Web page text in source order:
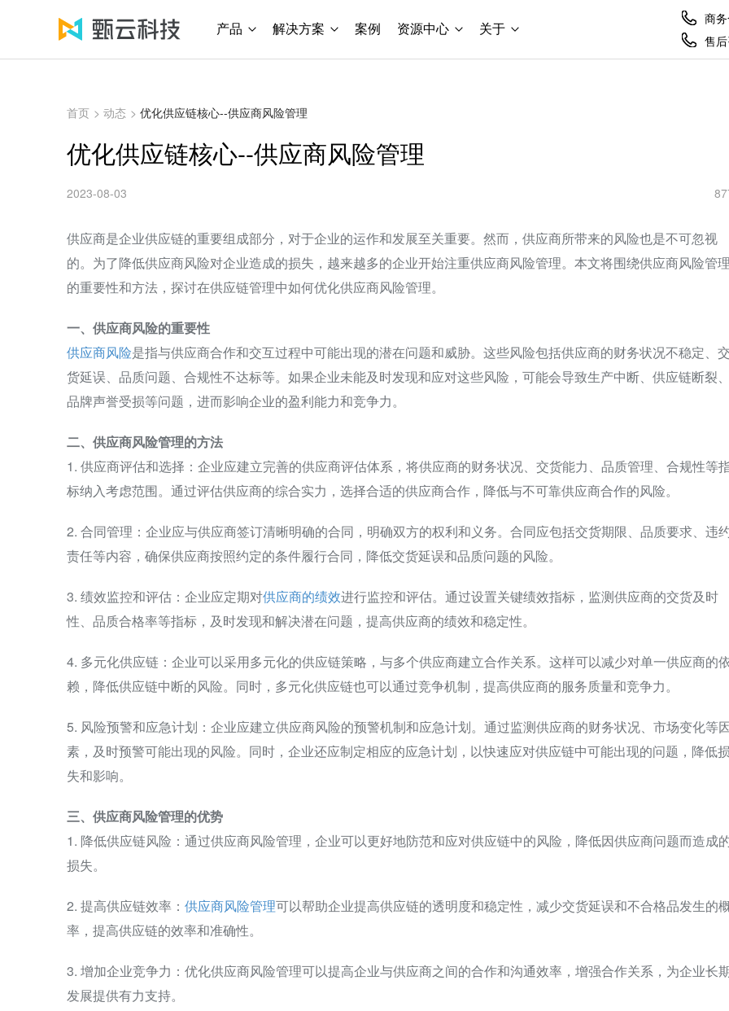
产品 解决方案 案例 资源中心 关于
商
售
首页 > 动态 > 优化供应链核心--供应商风险管理
优化供应链核心--供应商风险管理
2023-08-03
供应商是企业供应链的重要组成部分，对于企业的运作和发展至关重要。然而，供应商所带来的风险也是不可忽视
的。为了降低供应商风险对企业造成的损失，越来越多的企业开始注重供应商风险管理。本文将围绕供应商风险管
的重要性和方法，探讨在供应链管理中如何优化供应商风险管理。
一、供应商风险的重要性
供应商风险是指与供应商合作和交互过程中可能出现的潜在问题和威胁。这些风险包括供应商的财务状况不稳定、
货延误、品质问题、合规性不达标等。如果企业未能及时发现和应对这些风险，可能会导致生产中断、供应链断裂
品牌声誉受损等问题，进而影响企业的盈利能力和竞争力。
二、供应商风险管理的方法
1. 供应商评估和选择：企业应建立完善的供应商评估体系，将供应商的财务状况、交货能力、品质管理、合规性等
标纳入考虑范围。通过评估供应商的综合实力，选择合适的供应商合作，降低与不可靠供应商合作的风险。
2. 合同管理：企业应与供应商签订清晰明确的合同，明确双方的权利和义务。合同应包括交货期限、品质要求、违
责任等内容，确保供应商按照约定的条件履行合同，降低交货延误和品质问题的风险。
3. 绩效监控和评估：企业应定期对供应商的绩效进行监控和评估。通过设置关键绩效指标，监测供应商的交货及时
性、品质合格率等指标，及时发现和解决潜在问题，提高供应商的绩效和稳定性。
4. 多元化供应链：企业可以采用多元化的供应链策略，与多个供应商建立合作关系。这样可以减少对单一供应商的
赖，降低供应链中断的风险。同时，多元化供应链也可以通过竞争机制，提高供应商的服务质量和竞争力。
5. 风险预警和应急计划：企业应建立供应商风险的预警机制和应急计划。通过监测供应商的财务状况、市场变化等
素，及时预警可能出现的风险。同时，企业还应制定相应的应急计划，以快速应对供应链中可能出现的问题，降低
失和影响。
三、供应商风险管理的优势
1. 降低供应链风险：通过供应商风险管理，企业可以更好地防范和应对供应链中的风险，降低因供应商问题而造成
损失。
2. 提高供应链效率： 供应商风险管理可以帮助企业提高供应链的透明度和稳定性，减少交货延误和不合格品发生的
率，提高供应链的效率和准确性。
3. 增加企业竞争力：优化供应商风险管理可以提高企业与供应商之间的合作和沟通效率，增强合作关系，为企业长
发展提供有力支持。